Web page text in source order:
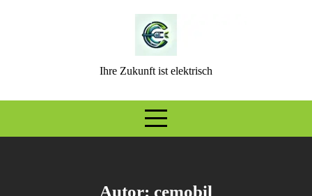
Ihre Zukunft ist elektrisch
Autor: cemobil